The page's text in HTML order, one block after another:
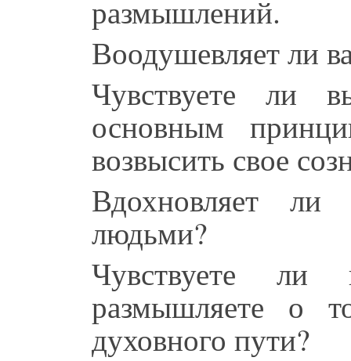
размышлений.
Воодушевляет ли
Чувствуете ли
основным
возвысить свое
Вдохновляет
людьми?
Чувствуете ли
размышляете о
духовного пути?